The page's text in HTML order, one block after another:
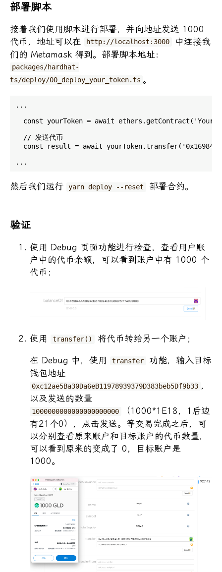
部署脚本
接着我们使用脚本进行部署，并向地址发送 1000
代币，地址可以在
http://localhost:3000
中连接我
们的 Metamask 得到。部署脚本地址：
packages/hardhat-
ts/deploy/00_deploy_your_token.ts 。
...
const yourToken = await
  // 发送代币
const result = await
然后我们运行 yarn deploy --reset 部署合约。
验证
使用 Debug 页面功能进行检查，查看用户账
户中的代币余额，可以看到账户中有 1000 个
代币；
使用 transfer()
将代币转给另一个账户；
在 Debug 中，使用
transfer
功能，输入目标
钱包地址
0xc12ae5Ba30Da6eB11978939379D383beb5Df9b33 ，
以及发送的数量
1000000000000000000000
（1000*1E18，1后边
有21个0），点击发送。等交易完成之后，可
以分别查看原来账户和目标账户的代币数量，
可以看到原来的变成了 0，目标账户是
1000。